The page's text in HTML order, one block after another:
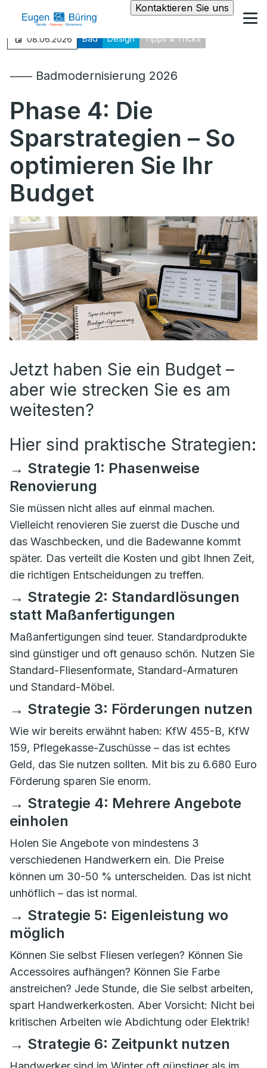
Kontaktieren Sie uns
08.06.2026 Bad Design Tipps & Tricks
⸺ Badmodernisierung 2026
Phase 4: Die
Sparstrategien – So
optimieren Sie Ihr
Budget
Jetzt haben Sie ein Budget –
aber wie strecken Sie es am
weitesten?
Hier sind praktische Strategien:
→ Strategie 1: Phasenweise
Renovierung
Sie müssen nicht alles auf einmal machen.
Vielleicht renovieren Sie zuerst die Dusche und
das Waschbecken, und die Badewanne kommt
später. Das verteilt die Kosten und gibt Ihnen Zeit,
die richtigen Entscheidungen zu treffen.
→ Strategie 2: Standardlösungen
statt Maßanfertigungen
Maßanfertigungen sind teuer. Standardprodukte
sind günstiger und oft genauso schön. Nutzen Sie
Standard-Fliesenformate, Standard-Armaturen
und Standard-Möbel.
→ Strategie 3: Förderungen nutzen
Wie wir bereits erwähnt haben: KfW 455-B, KfW
159, Pflegekasse-Zuschüsse – das ist echtes
Geld, das Sie nutzen sollten. Mit bis zu 6.680 Euro
Förderung sparen Sie enorm.
→ Strategie 4: Mehrere Angebote
einholen
Holen Sie Angebote von mindestens 3
verschiedenen Handwerkern ein. Die Preise
können um 30-50 % unterscheiden. Das ist nicht
unhöflich – das ist normal.
→ Strategie 5: Eigenleistung wo
möglich
Können Sie selbst Fliesen verlegen? Können Sie
Accessoires aufhängen? Können Sie Farbe
anstreichen? Jede Stunde, die Sie selbst arbeiten,
spart Handwerkerkosten. Aber Vorsicht: Nicht bei
kritischen Arbeiten wie Abdichtung oder Elektrik!
→ Strategie 6: Zeitpunkt nutzen